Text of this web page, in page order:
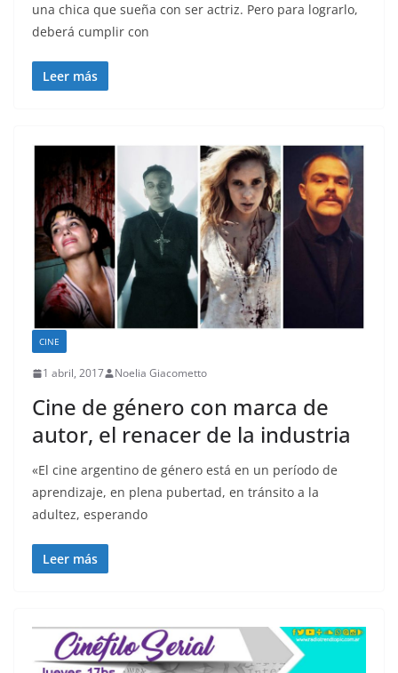
una chica que sueña con ser actriz. Pero para lograrlo,
deberá cumplir con
Leer más
CINE
1 abril, 2017 Noelia Giacometto
Cine de género con marca de
autor, el renacer de la industria
«El cine argentino de género está en un período de
aprendizaje, en plena pubertad, en tránsito a la
adultez, esperando
Leer más